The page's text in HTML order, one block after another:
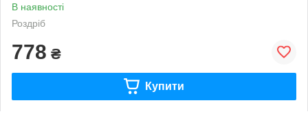
В наявності
Роздріб
778 ₴
Купити